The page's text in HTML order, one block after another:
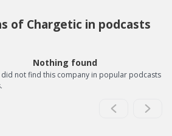
of Chargetic in podcasts
Nothing found
did not find this company in popular podcasts